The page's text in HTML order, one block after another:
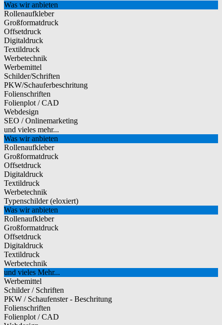
Was wir anbieten
Rollenaufkleber
Großformatdruck
Offsetdruck
Digitaldruck
Textildruck
Werbetechnik
Werbemittel
Schilder/Schriften
PKW/Schauferbeschritung
Folienschriften
Folienplot / CAD
Webdesign
SEO / Onlinemarketing
und vieles mehr...
Was wir anbieten
Rollenaufkleber
Großformatdruck
Offsetdruck
Digitaldruck
Textildruck
Werbetechnik
Typenschilder (eloxiert)
Was wir anbieten
Rollenaufkleber
Großformatdruck
Offsetdruck
Digitaldruck
Textildruck
Werbetechnik
und vieles Mehr...
Werbemittel
Schilder / Schriften
PKW / Schaufenster - Beschritung
Folienschriften
Folienplot / CAD